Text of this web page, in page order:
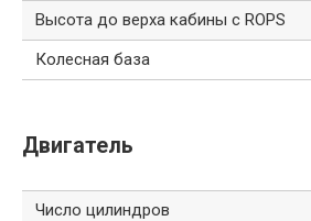
Высота до верха кабины с ROPS
Колесная база
Двигатель
Число цилиндров